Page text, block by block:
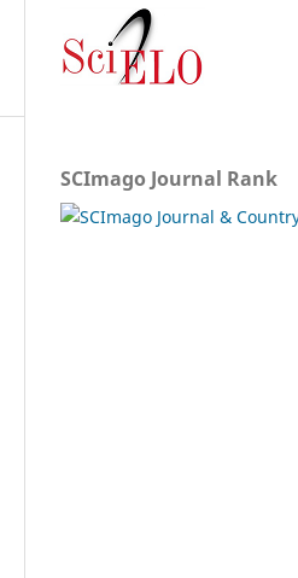
SCImago Journal Rank